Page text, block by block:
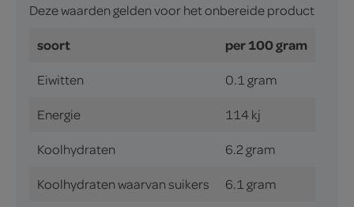
Deze waarden gelden voor het onbereide product
soort per 100 gram
Eiwitten 0.1 gram
Energie 114 kj
Koolhydraten 6.2 gram
Koolhydraten waarvan suikers 6.1 gram